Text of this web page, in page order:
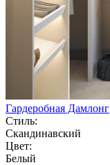
Гардеробная Дамлонг
Стиль:
Скандинавский
Цвет:
Белый